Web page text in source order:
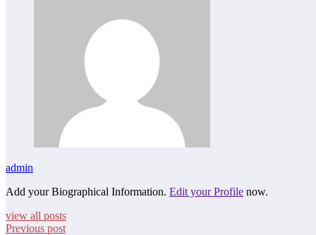
admin
Add your Biographical Information. Edit your Profile now.
view all posts
Previous post